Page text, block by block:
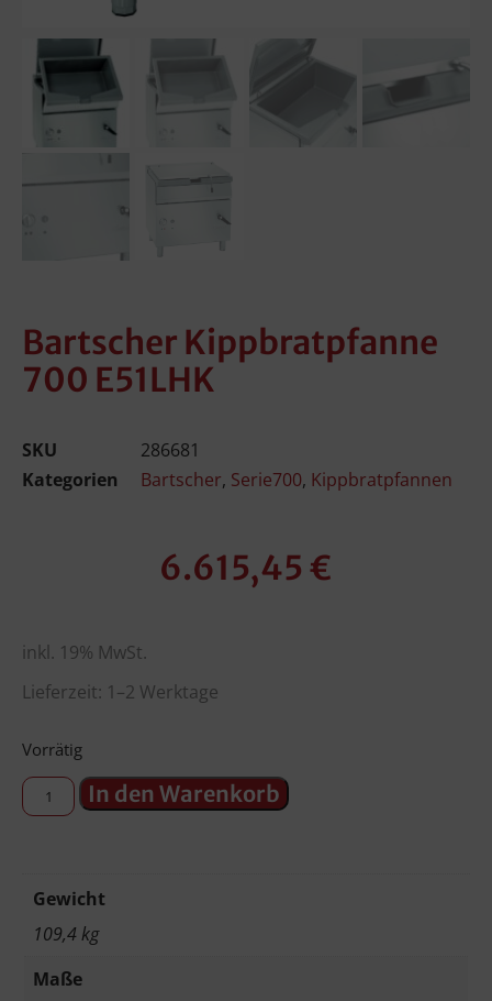
Bartscher Kippbratpfanne
700 E51LHK
SKU
286681
Kategorien
Bartscher, Serie700, Kippbratpfannen
6.615,45 €
inkl. 19% MwSt.
Lieferzeit: 1–2 Werktage
Vorrätig
In den Warenkorb
Gewicht
109,4 kg
Maße